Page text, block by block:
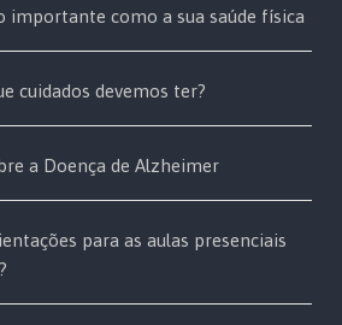
importante como a sua saúde física
cuidados devemos ter?
a Doença de Alzheimer
para as aulas presenciais